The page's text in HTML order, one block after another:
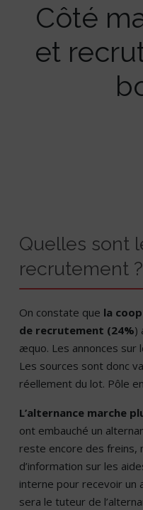
Côté
et
Quelles sont
recrutement ?
On constate que la
de recrutement (24%)
æquo. Les annonces sur
Les sources sont donc
réellement du lot. Pôle
L’alternance marche
ont embauché un
reste encore des freins,
d’information sur les
interne pour recevoir un
sera le tuteur de